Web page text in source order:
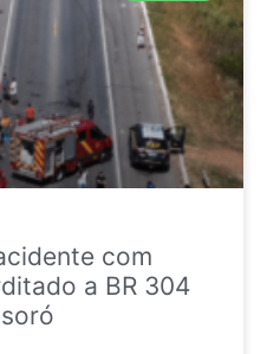
com
a BR 304